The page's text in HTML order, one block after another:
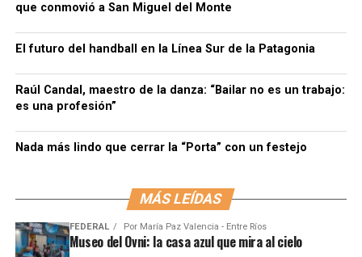
que conmovió a San Miguel del Monte
El futuro del handball en la Línea Sur de la Patagonia
Raúl Candal, maestro de la danza: “Bailar no es un trabajo:
es una profesión”
Nada más lindo que cerrar la “Porta” con un festejo
MÁS LEÍDAS
FEDERAL Por María Paz Valencia - Entre Ríos
Museo del Ovni: la casa azul que mira al cielo